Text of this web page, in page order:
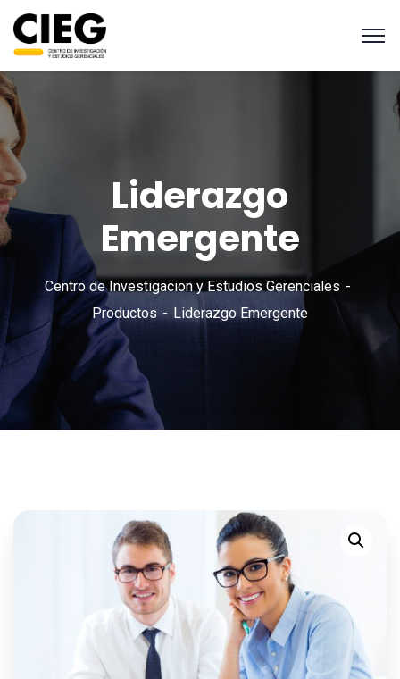
Liderazgo
Emergente
Centro de Investigacion y Estudios Gerenciales
Productos
Liderazgo Emergente